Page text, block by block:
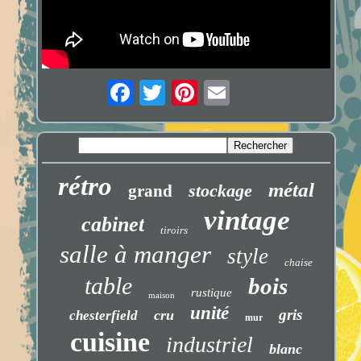
rétro grand stockage métal
cabinet tiroirs vintage
salle à manger style chaise
table maison rustique bois
chesterfield cru unité mur gris
cuisine industriel blanc